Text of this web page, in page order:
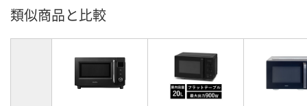
類似商品と比較